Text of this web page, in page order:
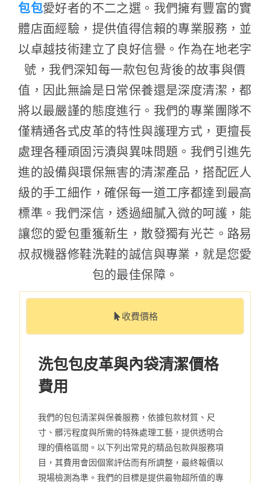
包包愛好者的不二之選。我們擁有豐富的實
體店面經驗，提供值得信賴的專業服務，並
以卓越技術建立了良好信譽。作為在地老字
號，我們深知每一款包包背後的故事與價
值，因此無論是日常保養還是深度清潔，都
將以最嚴謹的態度進行。我們的專業團隊不
僅精通各式皮革的特性與護理方式，更擅長
處理各種頑固污漬與異味問題。我們引進先
進的設備與環保無害的清潔產品，搭配匠人
級的手工細作，確保每一道工序都達到最高
標準。我們深信，透過細膩入微的呵護，能
讓您的愛包重獲新生，散發獨有光芒。路易
叔叔機器修鞋洗鞋的誠信與專業，就是您愛
包的最佳保障。
收費價格
洗包包皮革與內袋清潔價格
費用
我們的包包清潔與保養服務，依據包款材質、尺
寸、髒污程度與所需的特殊處理工藝，提供透明合
理的價格區間。以下列出常見的精品包款與服務項
目，其費用會因個案評估而有所調整，最終報價以
現場檢測為準。我們的目標是提供最物超所值的專